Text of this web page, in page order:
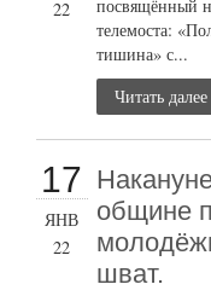
22
посвящённый
телемоста:
тишина» с...
Читать далее
17
ЯНВ
22
общине
шват.